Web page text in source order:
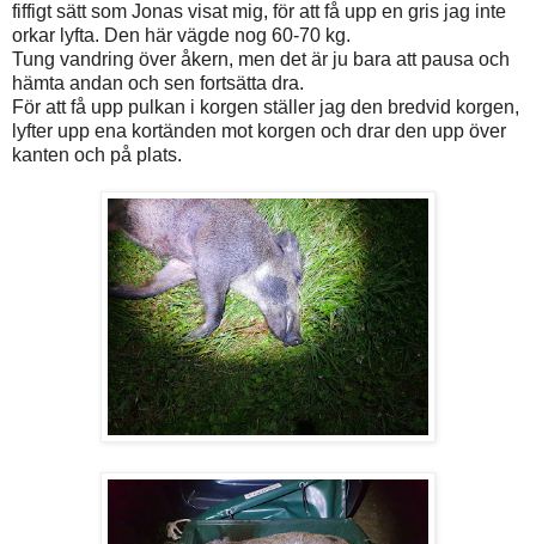
fiffigt sätt som Jonas visat mig, för att få upp en gris jag inte
orkar lyfta. Den här vägde nog 60-70 kg.
Tung vandring över åkern, men det är ju bara att pausa och
hämta andan och sen fortsätta dra.
För att få upp pulkan i korgen ställer jag den bredvid korgen,
lyfter upp ena kortänden mot korgen och drar den upp över
kanten och på plats.